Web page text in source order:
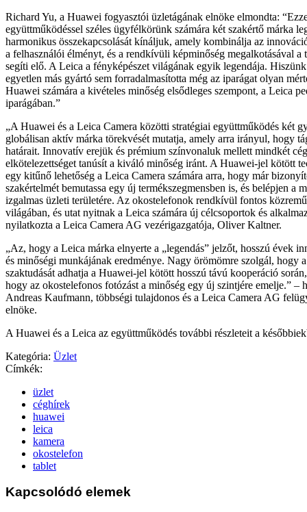
Richard Yu, a Huawei fogyasztói üzletágának elnöke elmondta:
együttműködéssel széles ügyfélkörünk számára két szakértő márka
harmonikus összekapcsolását kínáljuk, amely kombinálja az
a felhasználói élményt, és a rendkívüli képminőség megalkotásával a
segíti elő. A Leica a fényképészet világának egyik legendája.
egyetlen más gyártó sem forradalmasította még az iparágat olyan
Huawei számára a kivételes minőség elsődleges szempont, a Leica
iparágában.”
„A Huawei és a Leica Camera közötti stratégiai együttműködés két
globálisan aktív márka törekvését mutatja, amely arra irányul, hogy
határait. Innovatív erejük és prémium színvonaluk mellett mindkét
elkötelezettséget tanúsít a kiváló minőség iránt. A Huawei-jel kötött
egy kitűnő lehetőség a Leica Camera számára arra, hogy már
szakértelmét bemutassa egy új termékszegmensben is, és belépjen a
izgalmas üzleti területére. Az okostelefonok rendkívül fontos
világában, és utat nyitnak a Leica számára új célcsoportok és
nyilatkozta a Leica Camera AG vezérigazgatója, Oliver Kaltner.
„Az, hogy a Leica márka elnyerte a „legendás” jelzőt, hosszú évek
és minőségi munkájának eredménye. Nagy örömömre szolgál, hogy
szaktudását adhatja a Huawei-jel kötött hosszú távú kooperáció
hogy az okostelefonos fotózást a minőség egy új szintjére emelje.” –
Andreas Kaufmann, többségi tulajdonos és a Leica Camera AG
elnöke.
A Huawei és a Leica az együttműködés további részleteit a
Kategória: Üzlet
Címkék:
üzlet
céghírek
huawei
leica
kamera
okostelefon
tablet
Kapcsolódó elemek